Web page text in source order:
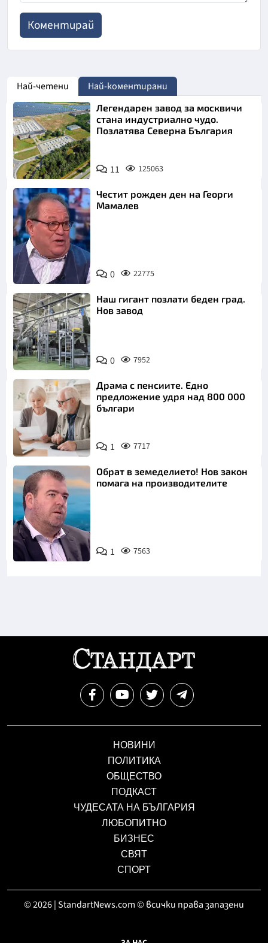
Най-четени Най-коментирани
Легендарен завод за москвичи
стана индустриално чудо.
Позлатява Северна България
11 125063
Снимка: БНТ
Честит рожден ден на Георги
Мамалев
0 22775
Наш гигант позлати беден град.
Нов завод
0 7952
Драма с пенсиите. Едно
предложение удря над 800 000
българи
1 7717
Снимка: бТВ
Обрат в земеделието! Нов закон
помага на производителите
1 7563
НОВИНИ
ПОЛИТИКА
ОБЩЕСТВО
ПОДКАСТ
ЧУДЕСАТА НА БЪЛГАРИЯ
ЛЮБОПИТНО
БИЗНЕС
СВЯТ
СПОРТ
© 2026 | StandartNews.com © всички права запазени